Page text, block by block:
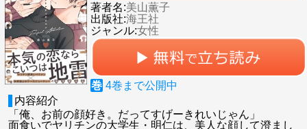
著者名:美山薫子
出版社:海王社
ジャンル:女性
巻 4巻まで公開中
内容紹介
「俺、お前の顔好き。だってすげーきれいじゃん」
面食いでヤリチンの大学生・明仁は、美人な顔して澄まし